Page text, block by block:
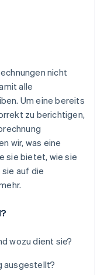
nicht
alle
Um eine bereits
zu berichtigen,
wir, was eine
sie bietet, wie sie
auf die
wozu dient sie?
ausgestellt?